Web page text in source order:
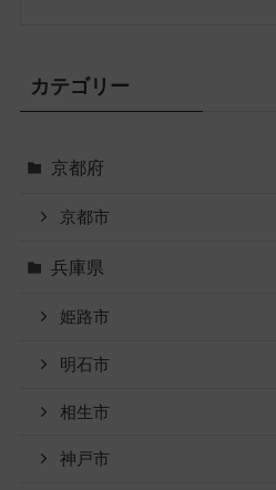
カテゴリー
京都府
京都市
兵庫県
姫路市
明石市
相生市
神戸市